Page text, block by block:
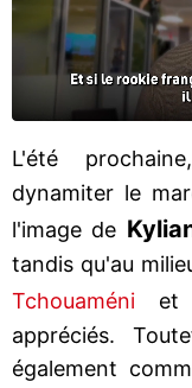
L'été
dynamiter le
l'image de
tandis qu'au
Tchouaméni et
appréciés.
également